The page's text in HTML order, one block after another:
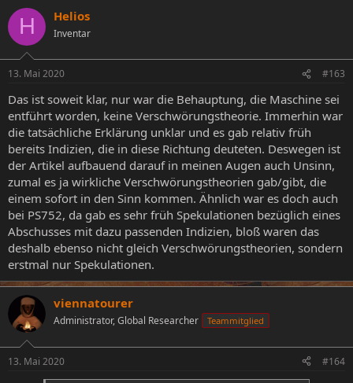
H Helios
Inventar
13. Mai 2020 #163
Das ist soweit klar, nur war die Behauptung, die Maschine sei
entführt worden, keine Verschwörungstheorie. Immerhin war
die tatsächliche Erklärung unklar und es gab relativ früh
bereits Indizien, die in diese Richtung deuteten. Deswegen ist
der Artikel aufbauend darauf in meinen Augen auch Unsinn,
zumal es ja wirkliche Verschwörungstheorien gab/gibt, die
einem sofort in den Sinn kommen. Ähnlich war es doch auch
bei PS752, da gab es sehr früh Spekulationen bezüglich eines
Abschusses mit dazu passenden Indizien, bloß waren das
deshalb ebenso nicht gleich Verschwörungstheorien, sondern
erstmal nur Spekulationen.
viennatourer
Administrator, Global Researcher Teammitglied
13. Mai 2020 #164